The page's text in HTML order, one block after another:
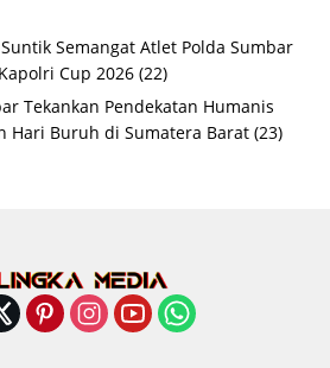
Semangat Atlet Polda Sumbar
Cup 2026 (22)
Tekankan Pendekatan Humanis
Hari Buruh di Sumatera Barat (23)